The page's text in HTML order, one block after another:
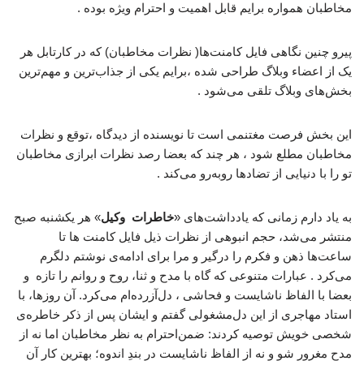
مخاطبان همواره برایم قابل اهمیت و احترام ویژه بوده .
‌پیرو چنین نگاهی فایل کامنت‌ها( نظرات مخاطبان) که در کارتابل هر
یک از اعضاء وبلاگ طراحی شده ،برایم یکی از جذاب‌ترین و مهم‌ترین
بخش‌های وبلاگ تلقی می‌شود .
این بخش فرصت مغتنمی است تا نویسنده از دیدگاه ،توقع و نظرات
مخاطبان مطلع شود ، هر چند که بعضا رصد نظرات ابرازی مخاطبان
تو را با دنیایی از تضادها روبه‌رو می‌کند .
به یاد دارم زمانی که یادداشت‌های «خاطرات وکیل» هر یکشنبه صبح
منتشر می‌شد، حجم انبوهی از نظرات ذیل فایل کامنت ها تا
ساعت‌ها ذهن و فکرم را درگیر و مرا برای ادامه‌ی نوشتم دلگرم
می‌کرد . عبارات متنوعی که گاه با مدح و ثنا، روح و روانم را تازه و
بعضا با الفاظ ناشایست و فحاشی ، دل‌آزرده‌ام می‌کرد. آن روزها، با
استاد مهاجری از این دل‌مشغولی گفتم و ایشان پس از ذکر خاطره‌ی
شخصی خویش توصیه کردند: ضمن‌احترام به نظر مخاطبان اما نه از
مدح مغرور شو و نه از الفاظ ناشایست در بندِ اندوه؛ بهترین کار آن